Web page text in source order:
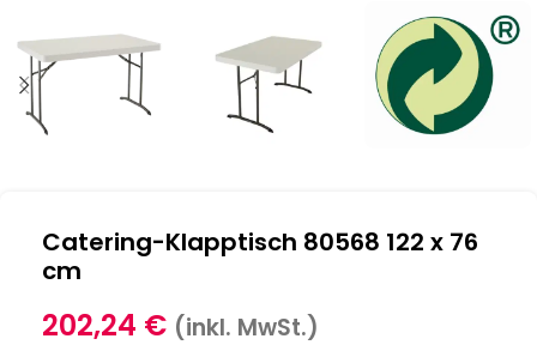
Catering-Klapptisch 80568 122 x 76
cm
202,24 € (inkl. MwSt.)